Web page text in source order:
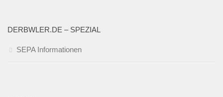
DERBWLER.DE – SPEZIAL
SEPA Informationen